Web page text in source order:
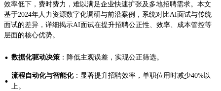
效率低下，费时费力，难以满足企业快速扩张及多地招聘需求。本文
基于2024年人力资源数字化调研与前沿案例，系统对比AI面试与传统
面试的差异，详细揭示AI面试在提升招聘公正性、效率、成本管控等
层面的核心优势。
· 数据化驱动决策 ：降低主观误差，实现公正筛选。
· 流程自动化与智能化：显著提升招聘效率，单职位用时减少40%以
上。